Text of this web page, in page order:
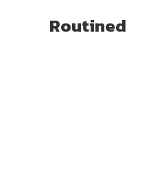
Routined